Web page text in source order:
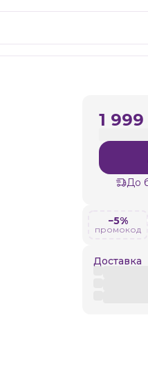
1
До
−5%
промокод
Доставка